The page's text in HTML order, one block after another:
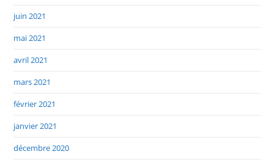
juin 2021
mai 2021
avril 2021
mars 2021
février 2021
janvier 2021
décembre 2020